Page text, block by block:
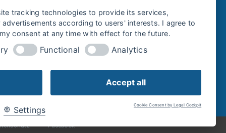
Wiesbaden - Medenbach
Wiesbaden - Sonnenberg
Facebook
tracking technologies to provide its services,
according to users' interests. I agree to
consent at any time with effect for the future.
Functional Analytics
Accept all
Settings Cookie Consent by Legal Cockpit